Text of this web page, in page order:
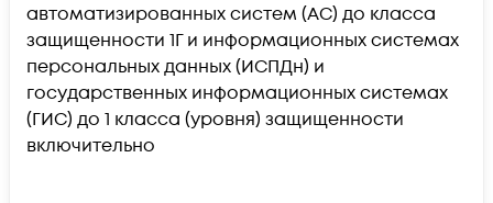
автоматизированных систем (АС) до класса
защищенности 1Г и информационных системах
персональных данных (ИСПДн) и
государственных информационных системах
(ГИС) до 1 класса (уровня) защищенности
включительно